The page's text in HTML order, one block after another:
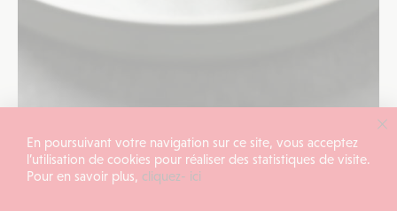
ANALYSE UN OEIL SUR LE MONDE
En poursuivant votre navigation sur ce site, vous acceptez
l’utilisation de cookies pour réaliser des statistiques de visite.
Pour en savoir plus, cliquez- ici